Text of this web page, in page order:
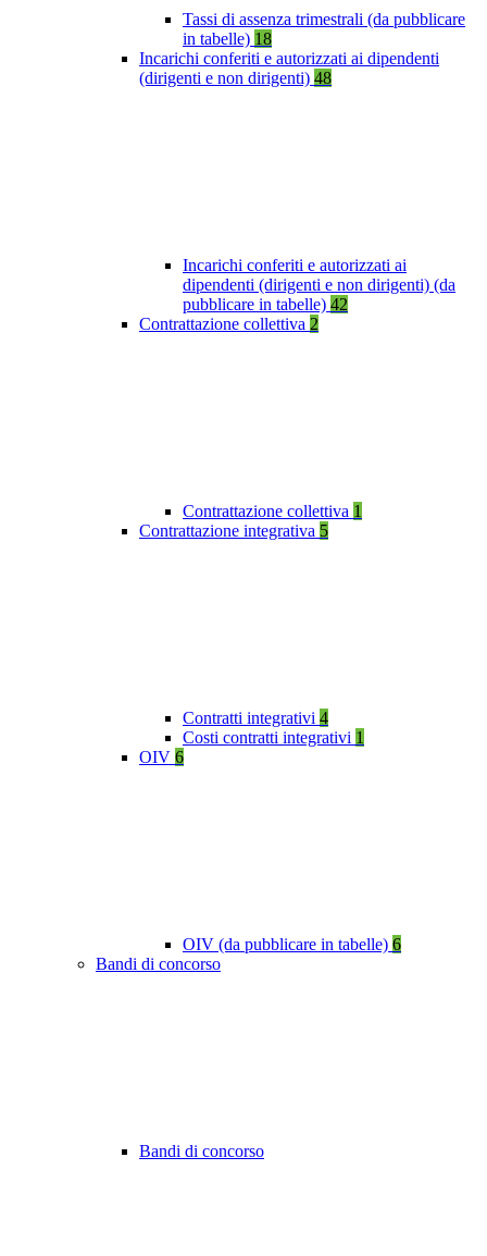
Tassi di assenza trimestrali (da pubblicare
in tabelle) 18
Incarichi conferiti e autorizzati ai dipendenti
(dirigenti e non dirigenti) 48
Incarichi conferiti e autorizzati ai
dipendenti (dirigenti e non dirigenti) (da
pubblicare in tabelle) 42
Contrattazione collettiva 2
Contrattazione collettiva 1
Contrattazione integrativa 5
Contratti integrativi 4
Costi contratti integrativi 1
OIV 6
OIV (da pubblicare in tabelle) 6
Bandi di concorso
Bandi di concorso